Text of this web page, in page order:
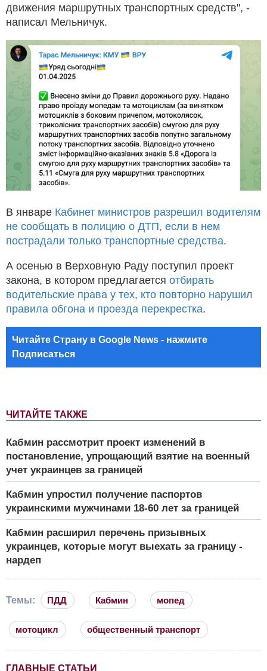
ЧИТАЙТЕ ТАКЖЕ
Кабмин рассмотрит проект изменений в
постановление, упрощающий взятие на военный
учет украинцев за границей
Кабмин упростил получение паспортов
украинскими мужчинами 18-60 лет за границей
Кабмин расширил перечень призывных
украинцев, которые могут выехать за границу -
нардеп
движения маршрутных транспортных средств", -
написал Мельничук.
В январе Кабинет министров разрешил водителям
не сообщать в полицию о ДТП, если в нем
пострадали только транспортные средства.
А осенью в Верховную Раду поступил проект
закона, в котором предлагается отбирать
водительские права у тех, кто повторно нарушил
правила обгона и проезда перекрестка.
Читайте Страну в Google News - нажмите
Подписаться
Темы: ПДД Кабмин мопед
мотоцикл общественный транспорт
ГЛАВНЫЕ СТАТЬИ